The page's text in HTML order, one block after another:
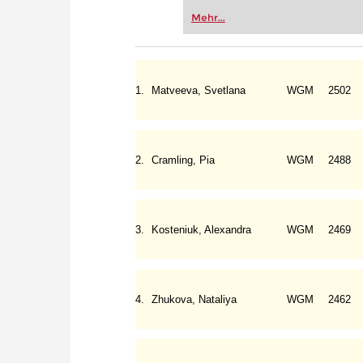
Vereinsschachs machen oder
zuvor.
Mehr...
1. Matveeva, Svetlana WGM 2502
2. Cramling, Pia WGM 2488
3. Kosteniuk, Alexandra WGM 2469
4. Zhukova, Nataliya WGM 2462